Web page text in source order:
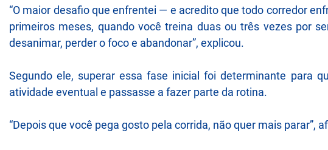
“O maior desafio que enfrentei — e acredito que todo corredor
primeiros meses, quando você treina duas ou três vezes por
desanimar, perder o foco e abandonar”, explicou.
Segundo ele, superar essa fase inicial foi determinante para
atividade eventual e passasse a fazer parte da rotina.
“Depois que você pega gosto pela corrida, não quer mais parar”,